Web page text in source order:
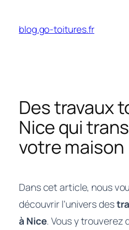
contenu
blog.go-toitures.fr
Des travaux
Nice qui
votre maison
Dans cet article, nous
découvrir l’univers des
à Nice. Vous y trouverez